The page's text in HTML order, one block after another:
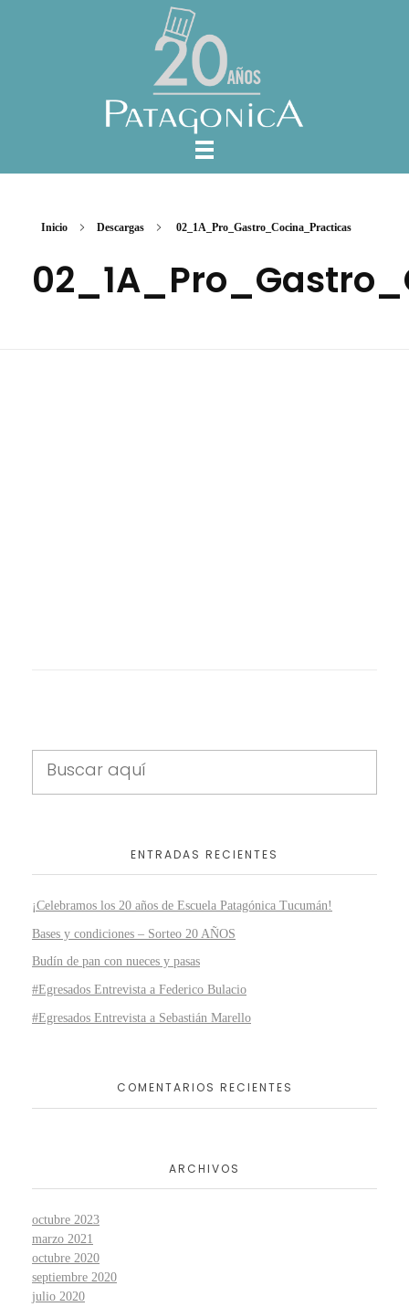
Inicio Descargas 02_1A_Pro_Gastro_Cocina_Practicas
ENTRADAS RECIENTES
¡Celebramos los 20 años de Escuela Patagónica Tucumán!
Bases y condiciones – Sorteo 20 AÑOS
Budín de pan con nueces y pasas
#Egresados Entrevista a Federico Bulacio
#Egresados Entrevista a Sebastián Marello
COMENTARIOS RECIENTES
ARCHIVOS
octubre 2023
marzo 2021
octubre 2020
septiembre 2020
julio 2020